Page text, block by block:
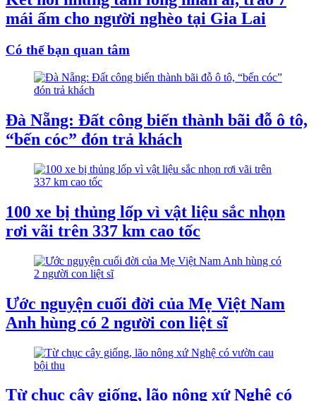
mái ấm cho người nghèo tại Gia Lai
Có thể bạn quan tâm
Đà Nẵng: Đất công biến thành bãi đỗ ô tô,
“bến cóc” đón trả khách
100 xe bị thủng lốp vì vật liệu sắc nhọn
rơi vãi trên 337 km cao tốc
Ước nguyện cuối đời của Mẹ Việt Nam
Anh hùng có 2 người con liệt sĩ
Từ chục cây giống, lão nông xứ Nghệ có